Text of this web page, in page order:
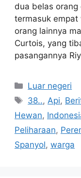
dua belas
termasuk empat
orang lainnya
Curtois, yang
pasangannya
Kategori
Luar negeri
Tag
38.., Api,
Hewan,
Peliharaan,
Spanyol, warga